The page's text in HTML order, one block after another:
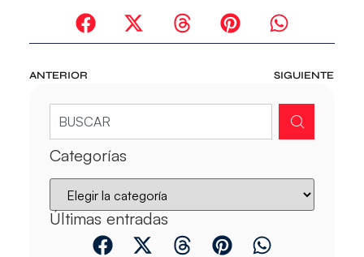
ANTERIOR SIGUIENTE
Categorías
Últimas entradas